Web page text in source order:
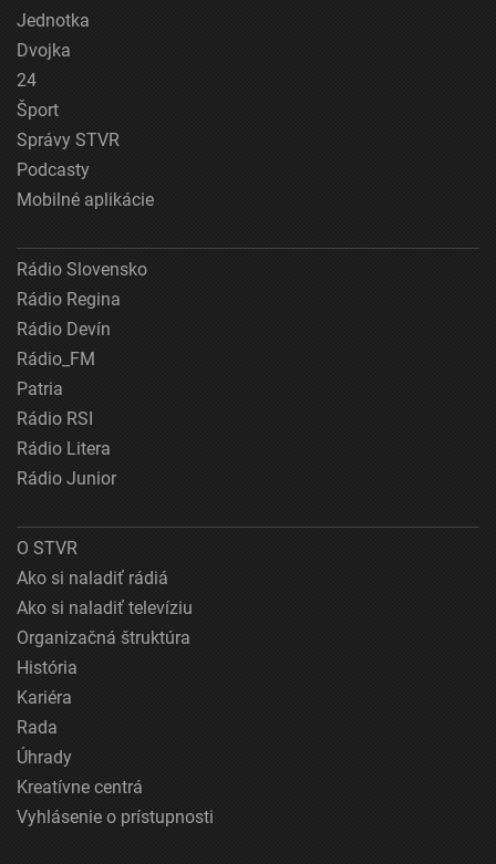
Jednotka
Dvojka
24
Šport
Správy STVR
Podcasty
Mobilné aplikácie
Rádio Slovensko
Rádio Regina
Rádio Devín
Rádio_FM
Patria
Rádio RSI
Rádio Litera
Rádio Junior
O STVR
Ako si naladiť rádiá
Ako si naladiť televíziu
Organizačná štruktúra
História
Kariéra
Rada
Úhrady
Kreatívne centrá
Vyhlásenie o prístupnosti